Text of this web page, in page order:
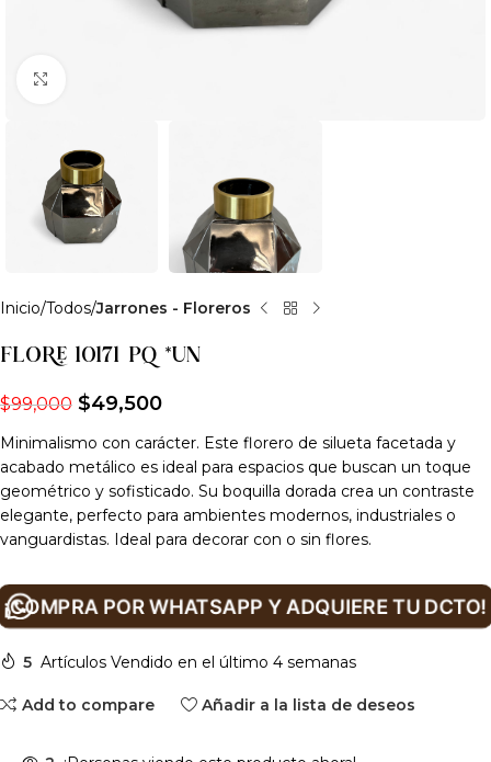
Inicio Todos Jarrones - Floreros
FLORE 10171 PQ *UN
$99,000 $49,500
Minimalismo con carácter. Este florero de silueta facetada y
acabado metálico es ideal para espacios que buscan un toque
geométrico y sofisticado. Su boquilla dorada crea un contraste
elegante, perfecto para ambientes modernos, industriales o
vanguardistas. Ideal para decorar con o sin flores.
¡COMPRA POR WHATSAPP Y ADQUIERE TU DCTO!
5 Artículos Vendido en el último 4 semanas
Add to compare Añadir a la lista de deseos